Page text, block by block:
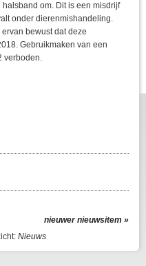
halsband om. Dit is een misdrijf
onder dierenmishandeling.
ervan bewust dat deze
Gebruikmaken van een
verboden.
nieuwer nieuwsitem »
Nieuws